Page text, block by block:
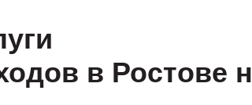
в Ростове